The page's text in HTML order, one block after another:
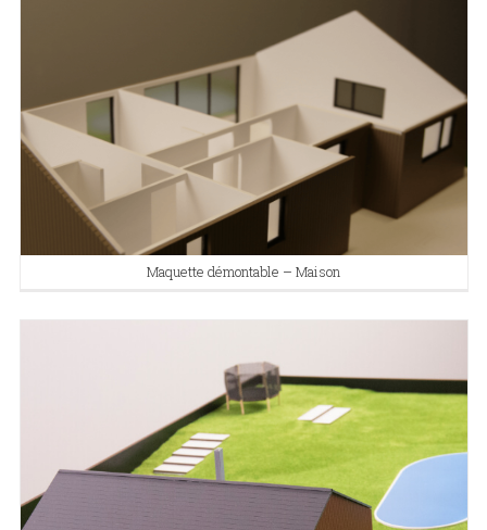
Maquette démontable – Maison